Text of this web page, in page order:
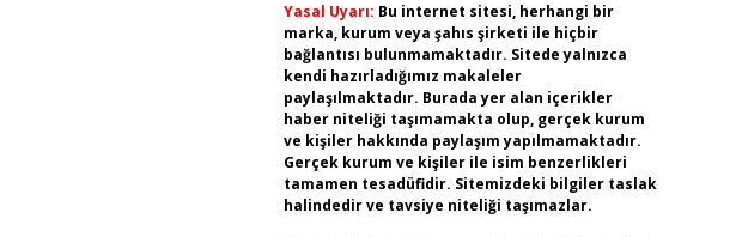
Yasal Uyarı: Bu internet sitesi, herhangi bir
marka, kurum veya şahıs şirketi ile hiçbir
bağlantısı bulunmamaktadır. Sitede yalnızca
kendi hazırladığımız makaleler
paylaşılmaktadır. Burada yer alan içerikler
haber niteliği taşımamakta olup, gerçek kurum
ve kişiler hakkında paylaşım yapılmamaktadır.
Gerçek kurum ve kişiler ile isim benzerlikleri
tamamen tesadüfidir. Sitemizdeki bilgiler taslak
halindedir ve tavsiye niteliği taşımazlar.